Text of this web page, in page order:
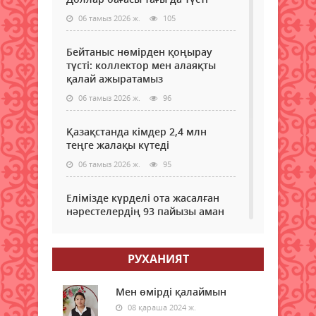
06 тамыз 2026 ж. 105
Бейтаныс нөмірден қоңырау
түсті: коллектор мен алаяқты
қалай ажыратамыз
06 тамыз 2026 ж. 96
Қазақстанда кімдер 2,4 млн
теңге жалақы күтеді
06 тамыз 2026 ж. 95
Елімізде күрделі ота жасалған
нәрестелердің 93 пайызы аман
ЖОО-ға қабылдауда ескеріледі
06 тамыз 2026 ж. 93
РУХАНИЯТ
Мен өмірді қалаймын
08 қараша 2024 ж.